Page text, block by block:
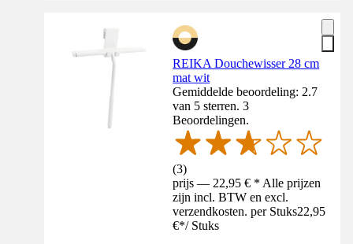
REIKA Douchewisser 28 cm
mat wit
Gemiddelde beoordeling: 2.7
van 5 sterren. 3
Beoordelingen.
(3)
prijs — 22,95 € * Alle prijzen
zijn incl. BTW en excl.
verzendkosten. per Stuks22,95
€*/ Stuks